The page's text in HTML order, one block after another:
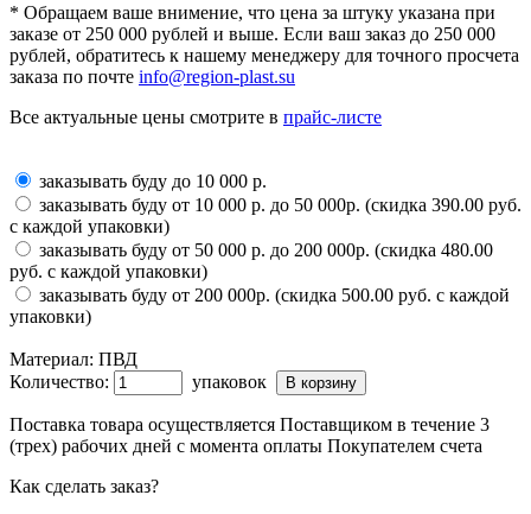
* Обращаем ваше внимение, что цена за штуку указана при
заказе от 250 000 рублей и выше. Если ваш заказ до 250 000
рублей, обратитесь к нашему менеджеру для точного просчета
заказа по почте info@region-plast.su
Все актуальные цены смотрите в прайс-листе
заказывать буду до 10 000 р.
заказывать буду от 10 000 р. до 50 000р. (скидка 390.00 руб.
с каждой упаковки)
заказывать буду от 50 000 р. до 200 000р. (скидка 480.00
руб. с каждой упаковки)
заказывать буду от 200 000р. (скидка 500.00 руб. с каждой
упаковки)
Материал: ПВД
Количество:
упаковок
Поставка товара осуществляется Поставщиком в течение 3
(трех) рабочих дней с момента оплаты Покупателем счета
Как сделать заказ?